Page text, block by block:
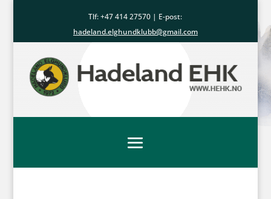
Tlf: +47414 27570 | E-post:
hadeland.elghundklubb@gmail.com